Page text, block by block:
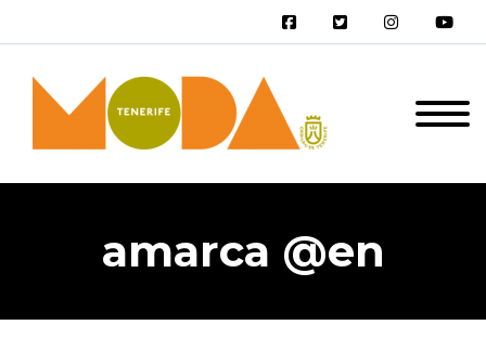
amarca @en